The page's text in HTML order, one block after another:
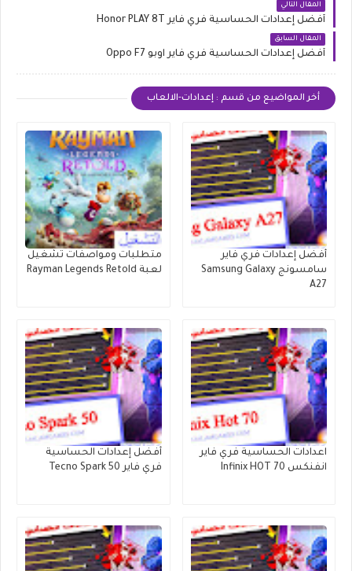
المقال التالي
أفضل إعدادات الحساسية فري فاير Honor PLAY 8T
المقال السابق
أفضل إعدادات الحساسية فري فاير اوبو Oppo F7
أخر المواضيع من قسم : إعدادات-الالعاب
أفضل إعدادات فري فاير
سامسونج Samsung Galaxy
A27
متطلبات ومواصفات تشغيل
لعبة Rayman Legends Retold
اعدادات الحساسية فري فاير
انفنكس Infinix HOT 70
أفضل إعدادات الحساسية
فري فاير Tecno Spark 50